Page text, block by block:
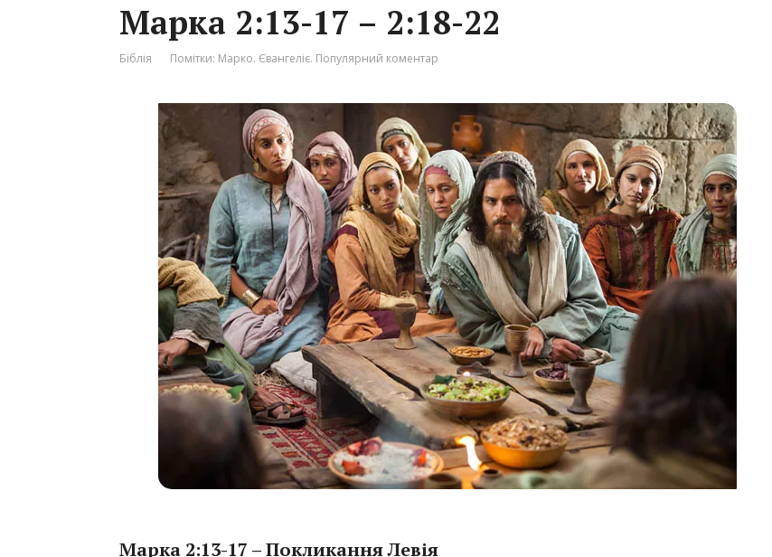
Марка 2:13-17 – 2:18-22
Біблія Помітки: Марко. Євангеліє. Популярний коментар
Марка 2:13-17 – Покликання Левія